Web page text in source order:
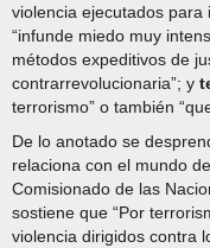
violencia ejecutados para
“infunde miedo muy
métodos expeditivos de
contrarrevolucionaria”; y
terrorismo” o también
De lo anotado se
relaciona con el mundo
Comisionado de las
sostiene que “Por
violencia dirigidos contra